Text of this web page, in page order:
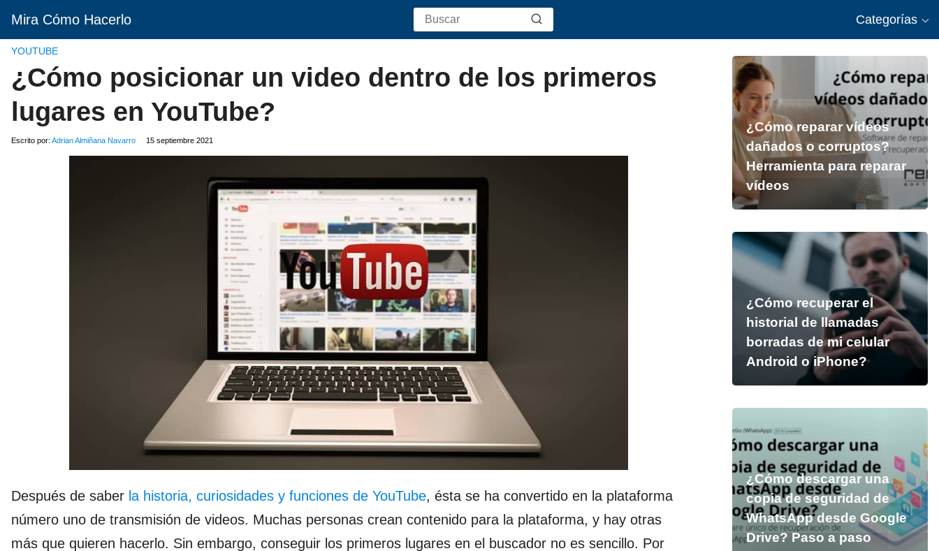
Mira Cómo Hacerlo Categorías
YOUTUBE
¿Cómo posicionar un video dentro de los primeros
lugares en YouTube?
Escrito por: Adrian Almiñana Navarro 15 septiembre 2021
Después de saber la historia, curiosidades y funciones de YouTube, ésta se ha convertido en la plataforma
número uno de transmisión de videos. Muchas personas crean contenido para la plataforma, y hay otras
más que quieren hacerlo. Sin embargo, conseguir los primeros lugares en el buscador no es sencillo. Por
¿Cómo reparar vídeos
dañados o corruptos?
Herramienta para reparar
vídeos
¿Cómo recuperar el
historial de llamadas
borradas de mi celular
Android o iPhone?
¿Cómo descargar una
copia de seguridad de
WhatsApp desde Google
Drive? Paso a paso